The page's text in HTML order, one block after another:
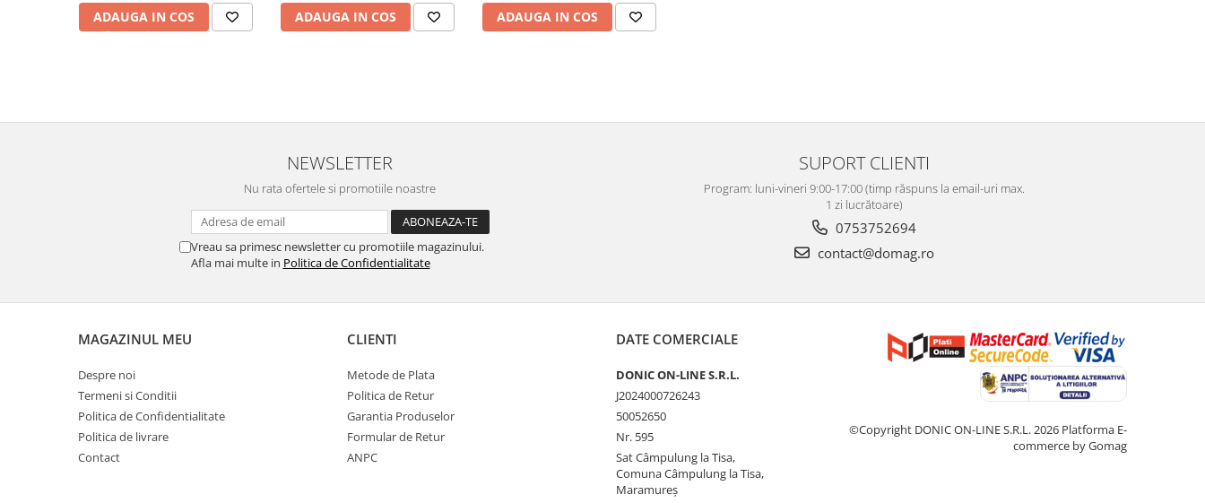
ADAUGA IN COS ADAUGA IN COS ADAUGA IN COS
NEWSLETTER
Nu rata ofertele si promotiile noastre
Vreau sa primesc newsletter cu promotiile magazinului.
Afla mai multe in Politica de Confidentialitate
SUPORT CLIENTI
Program: luni-vineri 9:00-17:00 (timp răspuns la email-uri max.
1 zi lucrătoare)
0753752694
contact@domag.ro
MAGAZINUL MEU
Despre noi
Termeni si Conditii
Politica de Confidentialitate
Politica de livrare
Contact
CLIENTI
Metode de Plata
Politica de Retur
Garantia Produselor
Formular de Retur
ANPC
DATE COMERCIALE
DONIC ON-LINE S.R.L.
J2024000726243
50052650
Nr. 595
Sat Câmpulung la Tisa,
Comuna Câmpulung la Tisa,
Maramureș
©Copyright DONIC ON-LINE S.R.L. 2026 Platforma E-
commerce by Gomag